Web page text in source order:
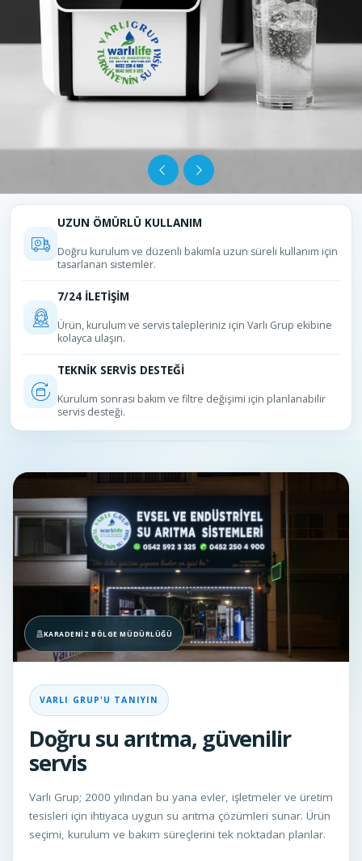
UZUN ÖMÜRLÜ KULLANIM
Doğru kurulum ve düzenli bakımla uzun süreli kullanım için
tasarlanan sistemler.
7/24 İLETİŞİM
Ürün, kurulum ve servis talepleriniz için Varlı Grup ekibine
kolayca ulaşın.
TEKNİK SERVİS DESTEĞİ
Kurulum sonrası bakım ve filtre değişimi için planlanabilir
servis desteği.
KARADENIZ BÖLGE MÜDÜRLÜĞÜ
VARLI GRUP'U TANIYIN
Doğru su arıtma, güvenilir
servis
Varlı Grup; 2000 yılından bu yana evler, işletmeler ve üretim
tesisleri için ihtiyaca uygun su arıtma çözümleri sunar. Ürün
seçimi, kurulum ve bakım süreçlerini tek noktadan planlar.